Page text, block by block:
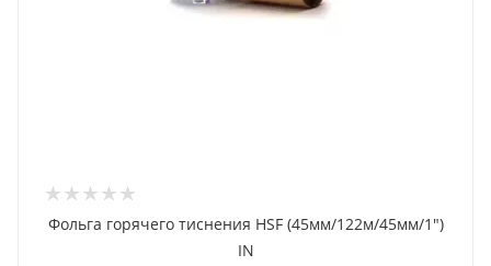
Фольга горячего тиснения HSF (45мм/122м/45мм/1")
IN